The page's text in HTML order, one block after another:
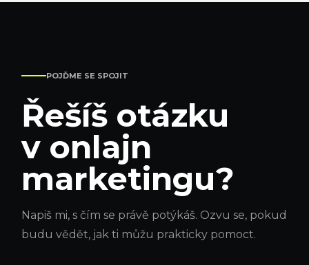
POJĎME SE SPOJIT
Řešíš otázku
v onlajn
marketingu?
Napiš mi, s čím se právě potýkáš. Ozvu se, pokud
budu vědět, jak ti můžu prakticky pomoct.